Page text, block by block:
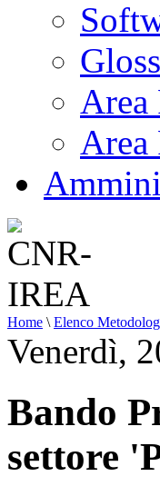
Area
Area
Home \ Elenco
Venerdì,
Bando
settore